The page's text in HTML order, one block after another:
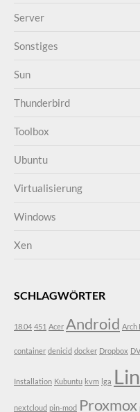
Server
Sonstiges
Sun
Thunderbird
Toolbox
Ubuntu
Virtualisierung
Windows
Xen
SCHLAGWÖRTER
18.04 451 Acer Android Arch
container denicid docker Dropbox
Installation Kubuntu kvm lga
nextcloud pin-mod Proxmox